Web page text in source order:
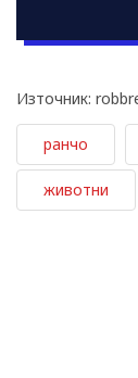
Източник:
ранчо
животни